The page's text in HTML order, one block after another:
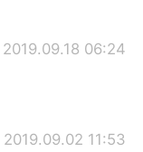
2019.09.18 06:24
2019.09.02 11:53